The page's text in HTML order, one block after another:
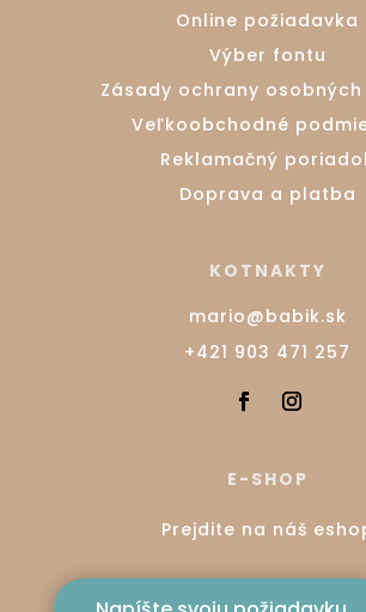
Online požiadavka
Výber fontu
Zásady ochrany
Veľkoobchodné
Reklamačný
Doprava a platba
KOTNAKTY
mario@babik.sk
+421 903 471 257
E-SHOP
Prejdite na náš